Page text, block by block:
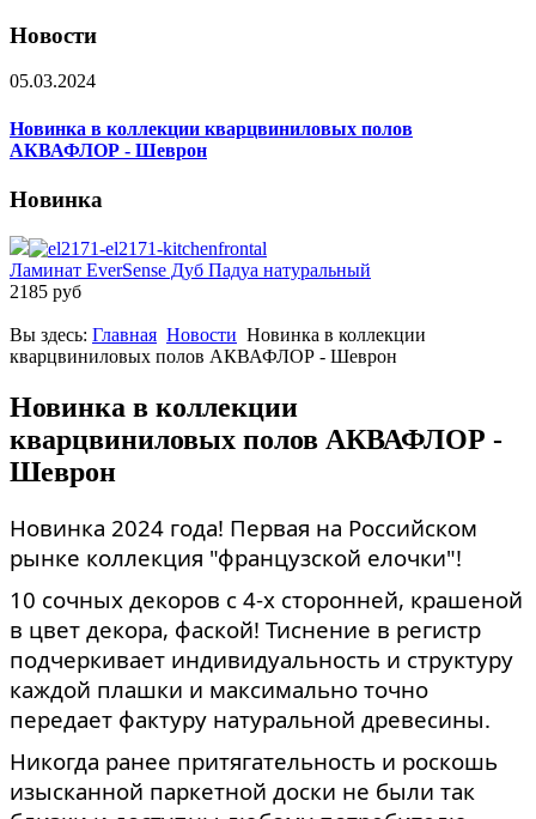
Новости
05.03.2024
Новинка в коллекции кварцвиниловых полов
АКВАФЛОР - Шеврон
Новинка
Ламинат EverSense Дуб Падуа натуральный
2185 руб
Вы здесь: Главная Новости Новинка в коллекции
кварцвиниловых полов АКВАФЛОР - Шеврон
Новинка в коллекции
кварцвиниловых полов АКВАФЛОР -
Шеврон
Новинка 2024 года! Первая на Российском
рынке коллекция "французской елочки"!
10 сочных декоров с 4-х сторонней, крашеной
в цвет декора, фаской! Тиснение в регистр
подчеркивает индивидуальность и структуру
каждой плашки и максимально точно
передает фактуру натуральной древесины.
Никогда ранее притягательность и роскошь
изысканной паркетной доски не были так